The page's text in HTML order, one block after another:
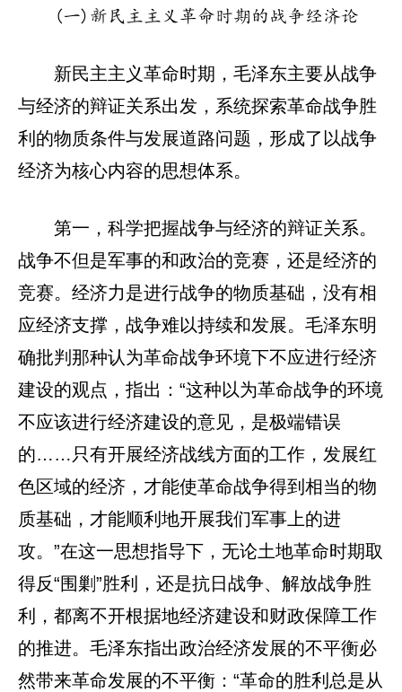
(一)新民主主义革命时期的战争经济论
新民主主义革命时期，毛泽东主要从战争
与经济的辩证关系出发，系统探索革命战争胜
利的物质条件与发展道路问题，形成了以战争
经济为核心内容的思想体系。
第一，科学把握战争与经济的辩证关系。
战争不但是军事的和政治的竞赛，还是经济的
竞赛。经济力是进行战争的物质基础，没有相
应经济支撑，战争难以持续和发展。毛泽东明
确批判那种认为革命战争环境下不应进行经济
建设的观点，指出：“这种以为革命战争的环境
不应该进行经济建设的意见，是极端错误
的……只有开展经济战线方面的工作，发展红
色区域的经济，才能使革命战争得到相当的物
质基础，才能顺利地开展我们军事上的进
攻。”在这一思想指导下，无论土地革命时期取
得反“围剿”胜利，还是抗日战争、解放战争胜
利，都离不开根据地经济建设和财政保障工作
的推进。毛泽东指出政治经济发展的不平衡必
然带来革命发展的不平衡：“革命的胜利总是从